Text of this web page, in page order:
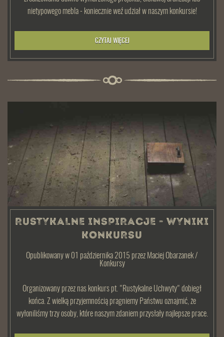
nietypowego mebla - koniecznie weź udział w naszym konkursie!
CZYTAJ WIĘCEJ
RUSTYKALNE INSPIRACJE - WYNIKI
KONKURSU
Opublikowany w 01 października 2015 przez Maciej Obarzanek/
Konkursy
Organizowany przez nas konkurs pt. "Rustykalne Uchwyty" dobiegł
końca. Z wielką przyjemnością pragniemy Państwu oznajmić, że
wyłoniliśmy trzy osoby, które naszym zdaniem przysłały najlepsze prace.